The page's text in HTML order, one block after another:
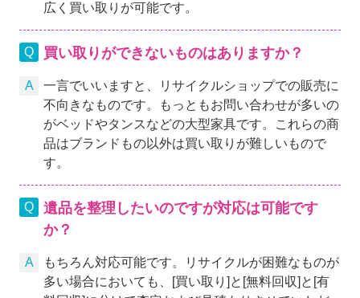
広く買い取りが可能です。
買い取りができないものはありますか？
一言でいいますと、リサイクルショップでの販売に
不向きなものです。もっともお問い合わせが多いの
がベッドやタンスなどの大型家具です。これらの商
品はブランドもの以外は買い取りが難しいもので
す。
遺品を整理したいのですが対応は可能です
か？
もちろん対応可能です。リサイクルが困難なものが
多い場合においても、[買い取り]と[無料回収]と[有